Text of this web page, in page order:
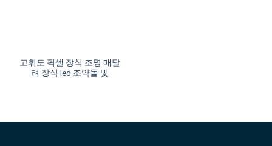
고휘도 픽셀 장식 조명 매달
려 장식 led 조약돌 빛